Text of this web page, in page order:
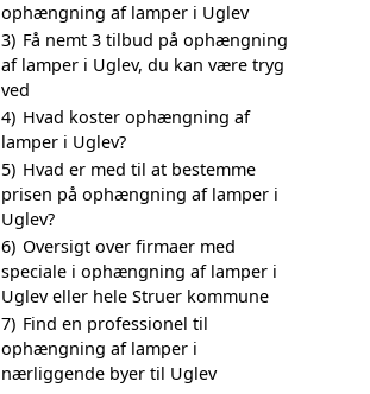
ophængning af lamper i Uglev
3) Få nemt 3 tilbud på ophængning
af lamper i Uglev, du kan være tryg
ved
4) Hvad koster ophængning af
lamper i Uglev?
5) Hvad er med til at bestemme
prisen på ophængning af lamper i
Uglev?
6) Oversigt over firmaer med
speciale i ophængning af lamper i
Uglev eller hele Struer kommune
7) Find en professionel til
ophængning af lamper i
nærliggende byer til Uglev